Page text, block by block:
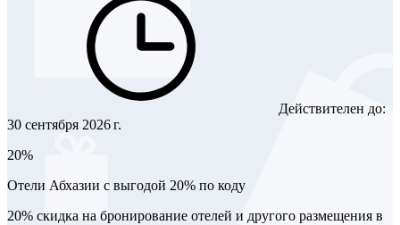
Действителен до:
30 сентября 2026 г.
20%
Отели Абхазии с выгодой 20% по коду
20% скидка на бронирование отелей и другого размещения в